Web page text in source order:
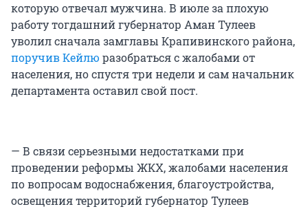
которую отвечал мужчина. В июле за плохую
работу тогдашний губернатор Аман Тулеев
уволил сначала замглавы Крапивинского района,
поручив Кейлю разобраться с жалобами от
населения, но спустя три недели и сам начальник
департамента оставил свой пост.
— В связи серьезными недостатками при
проведении реформы ЖКХ, жалобами населения
по вопросам водоснабжения, благоустройства,
освещения территорий губернатор Тулеев